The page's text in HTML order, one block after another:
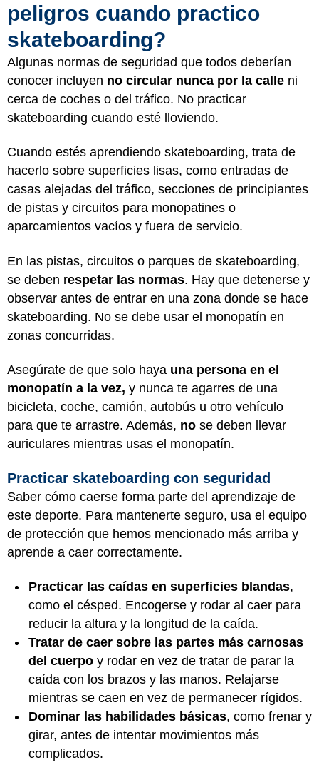
peligros cuando practico
skateboarding?
Algunas normas de seguridad que todos deberían
conocer incluyen no circular nunca por la calle ni
cerca de coches o del tráfico. No practicar
skateboarding cuando esté lloviendo.
Cuando estés aprendiendo skateboarding, trata de
hacerlo sobre superficies lisas, como entradas de
casas alejadas del tráfico, secciones de principiantes
de pistas y circuitos para monopatines o
aparcamientos vacíos y fuera de servicio.
En las pistas, circuitos o parques de skateboarding,
se deben respetar las normas. Hay que detenerse y
observar antes de entrar en una zona donde se hace
skateboarding. No se debe usar el monopatín en
zonas concurridas.
Asegúrate de que solo haya una persona en el
monopatín a la vez, y nunca te agarres de una
bicicleta, coche, camión, autobús u otro vehículo
para que te arrastre. Además, no se deben llevar
auriculares mientras usas el monopatín.
Practicar skateboarding con seguridad
Saber cómo caerse forma parte del aprendizaje de
este deporte. Para mantenerte seguro, usa el equipo
de protección que hemos mencionado más arriba y
aprende a caer correctamente.
Practicar las caídas en superficies blandas,
como el césped. Encogerse y rodar al caer para
reducir la altura y la longitud de la caída.
Tratar de caer sobre las partes más carnosas
del cuerpo y rodar en vez de tratar de parar la
caída con los brazos y las manos. Relajarse
mientras se caen en vez de permanecer rígidos.
Dominar las habilidades básicas, como frenar y
girar, antes de intentar movimientos más
complicados.